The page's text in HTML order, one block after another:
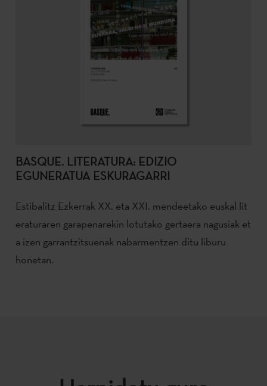
BASQUE. LITERATURA: EDIZIO
EGUNERATUA ESKURAGARRI
Estibalitz Ezkerrak XX. eta XXI. mendeetako euskal lit
eraturaren garapenarekin lotutako gertaera nagusiak et
a izen garrantzitsuenak nabarmentzen ditu liburu
honetan.